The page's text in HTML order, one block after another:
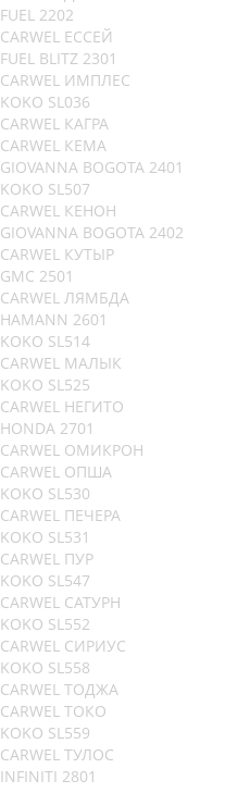
FUEL 2202
CARWEL ЕССЕЙ
FUEL BLITZ 2301
CARWEL ИМПЛЕС
KOKO SL036
CARWEL КАГРА
CARWEL КЕМА
GIOVANNA BOGOTA 2401
KOKO SL507
CARWEL КЕНОН
GIOVANNA BOGOTA 2402
CARWEL КУТЫР
GMC 2501
CARWEL ЛЯМБДА
HAMANN 2601
KOKO SL514
CARWEL МАЛЫК
KOKO SL525
CARWEL НЕГИТО
HONDA 2701
CARWEL ОМИКРОН
CARWEL ОПША
KOKO SL530
CARWEL ПЕЧЕРА
KOKO SL531
CARWEL ПУР
KOKO SL547
CARWEL САТУРН
KOKO SL552
CARWEL СИРИУС
KOKO SL558
CARWEL ТОДЖА
CARWEL ТОКО
KOKO SL559
CARWEL ТУЛОС
INFINITI 2801